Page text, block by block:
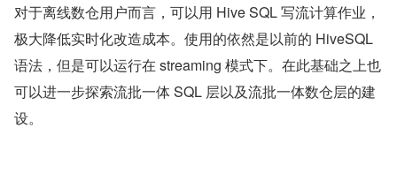
对于离线数仓用户而言，可以用 Hive SQL 写流计算作业，
极大降低实时化改造成本。使用的依然是以前的 HiveSQL
语法，但是可以运行在 streaming 模式下。在此基础之上也
可以进一步探索流批一体 SQL 层以及流批一体数仓层的建
设。